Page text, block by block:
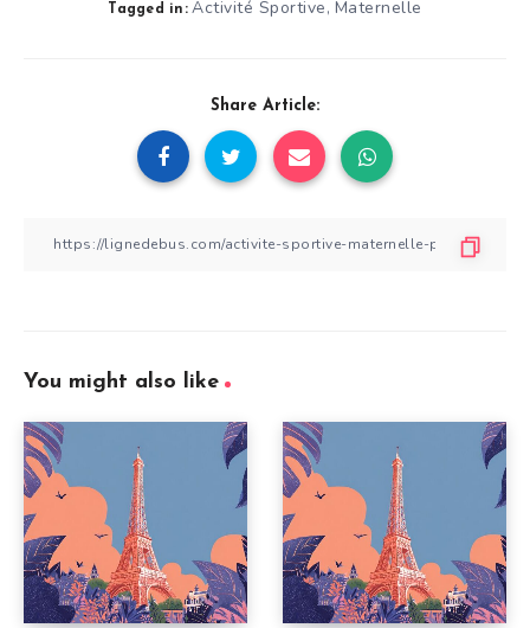
Tagged in: Activité Sportive, Maternelle
Share Article:
You might also like